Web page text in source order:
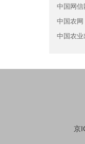
中国网信
中国农网
中国农业
京